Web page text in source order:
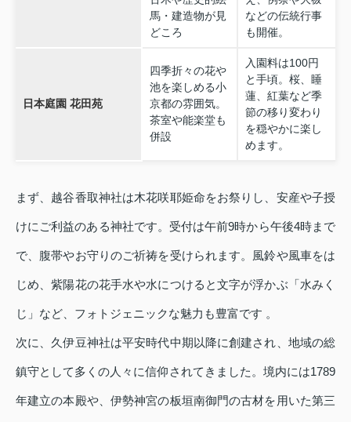
馬・建造物が見
どころ
などの伝統行事
も開催。
日本庭園 花田苑
四季折々の花や
池を楽しめる小
京都の雰囲気。
茶室や能楽堂も
併設
入園料は100円
と手頃。桜、睡
蓮、紅葉など季
節の移り変わり
を穏やかに楽し
めます。
まず、越谷香取神社は木花咲耶姫命をお祭りし、安産や子授
けにご利益のある神社です。受付は午前9時から午後4時まで
で、腹帯やお守りのご祈祷を受けられます。風鈴や風車をは
じめ、紫陽花の花手水や水につけると文字が浮かぶ「水みく
じ」など、フォトジェニックな魅力も豊富です 。
次に、久伊豆神社は平安時代中期以降に創建され、地域の総
鎮守として多くの人々に信仰されてきました。境内には1789
年建立の本殿や、伊勢神宮の板垣南御門の古材を用いた第三